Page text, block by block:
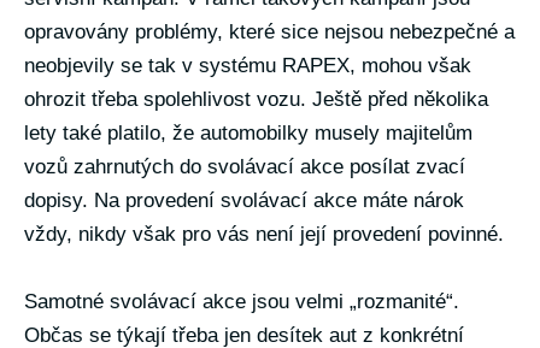
opravovány problémy, které sice nejsou nebezpečné a
neobjevily se tak v systému RAPEX, mohou však
ohrozit třeba spolehlivost vozu. Ještě před několika
lety také platilo, že automobilky musely majitelům
vozů zahrnutých do svolávací akce posílat zvací
dopisy. Na provedení svolávací akce máte nárok
vždy, nikdy však pro vás není její provedení povinné.
Samotné svolávací akce jsou velmi „rozmanité“.
Občas se týkají třeba jen desítek aut z konkrétní